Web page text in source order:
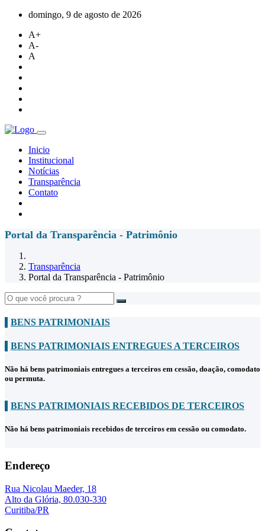
domingo, 9 de agosto de 2026
A+
A-
A
Inicio
Institucional
Notícias
Transparência
Contato
Portal da Transparência - Patrimônio
Transparência
Portal da Transparência - Patrimônio
BENS PATRIMONIAIS
BENS PATRIMONIAIS ENTREGUES A TERCEIROS
Não há bens patrimoniais entregues a terceiros em cessão, doação, comodato
ou permuta.
BENS PATRIMONIAIS RECEBIDOS DE TERCEIROS
Não há bens patrimoniais recebidos de terceiros em cessão ou comodato.
Endereço
Rua Nicolau Maeder, 18
Alto da Glória, 80.030-330
Curitiba/PR